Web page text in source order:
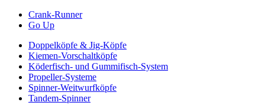
Crank-Runner
Go Up
Doppelköpfe & Jig-Köpfe
Kiemen-Vorschaltköpfe
Köderfisch- und Gummifisch-System
Propeller-Systeme
Spinner-Weitwurfköpfe
Tandem-Spinner